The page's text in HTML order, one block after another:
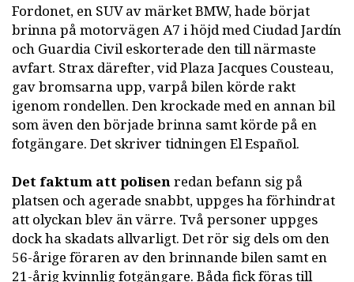
Fordonet, en SUV av märket BMW, hade börjat
brinna på motorvägen A7 i höjd med Ciudad Jardín
och Guardia Civil eskorterade den till närmaste
avfart. Strax därefter, vid Plaza Jacques Cousteau,
gav bromsarna upp, varpå bilen körde rakt
igenom rondellen. Den krockade med en annan bil
som även den började brinna samt körde på en
fotgängare. Det skriver tidningen El Español.
Det faktum att polisenredan befann sig på
platsen och agerade snabbt, uppges ha förhindrat
att olyckan blev än värre. Två personer uppges
dock ha skadats allvarligt. Det rör sig dels om den
56-årige föraren av den brinnande bilen samt en
21-årig kvinnlig fotgängare. Båda fick föras till